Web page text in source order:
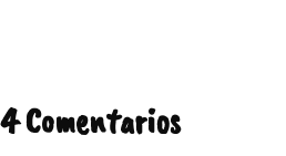
4 Comentarios